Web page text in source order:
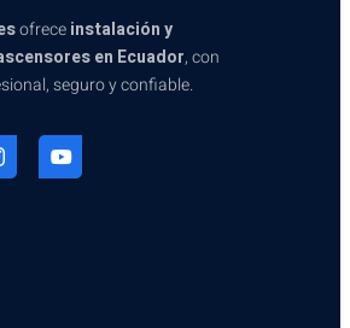
ofreceinstalación y
en Ecuador, con
seguro y confiable.